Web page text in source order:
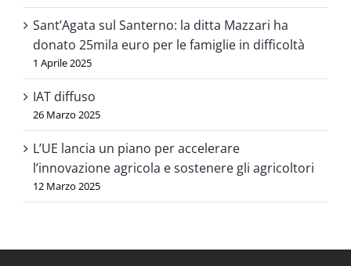
Sant’Agata sul Santerno: la ditta Mazzari ha
donato 25mila euro per le famiglie in difficoltà
1 Aprile 2025
IAT diffuso
26 Marzo 2025
L’UE lancia un piano per accelerare
l’innovazione agricola e sostenere gli agricoltori
12 Marzo 2025